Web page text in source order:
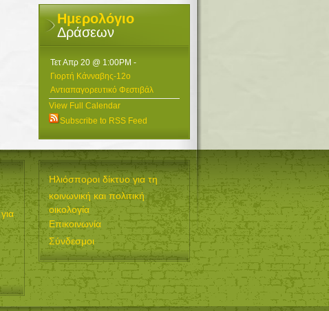
Ημερολόγιο
Δράσεων
Τετ Απρ 20 @ 1:00PM -
Γιορτή Κάνναβης-12ο
Αντιαπαγορευτικό Φεστιβάλ
View Full Calendar
Subscribe to RSS Feed
Ηλιόσποροι δίκτυο για τη
κοινωνική και πολιτική
οικολογία
Επικοινωνία
Σύνδεσμοι